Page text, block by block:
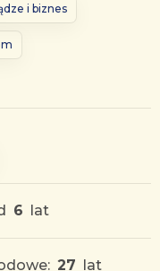
i biznes
6 lat
27 lat